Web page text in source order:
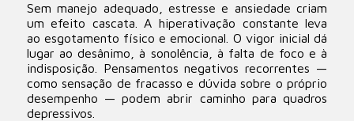
Sem manejo adequado, estresse e ansiedade criam
um efeito cascata. A hiperativação constante leva
ao esgotamento físico e emocional. O vigor inicial dá
lugar ao desânimo, à sonolência, à falta de foco e à
indisposição. Pensamentos negativos recorrentes —
como sensação de fracasso e dúvida sobre o próprio
desempenho — podem abrir caminho para quadros
depressivos.